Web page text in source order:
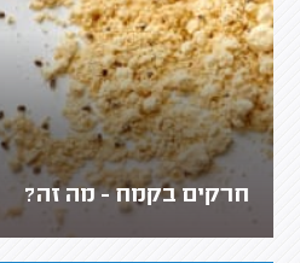
חרקים בקמח - מה זה?